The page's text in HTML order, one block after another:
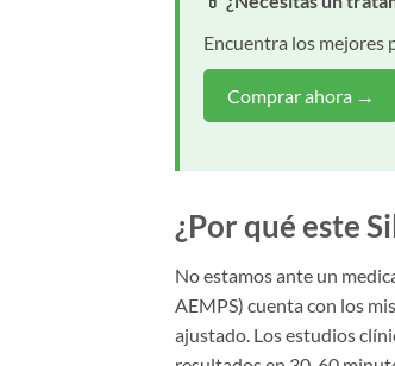
Encuentra los mejores
Comprar ahora →
¿Por qué este
No estamos ante un
AEMPS) cuenta con los
ajustado. Los estudios